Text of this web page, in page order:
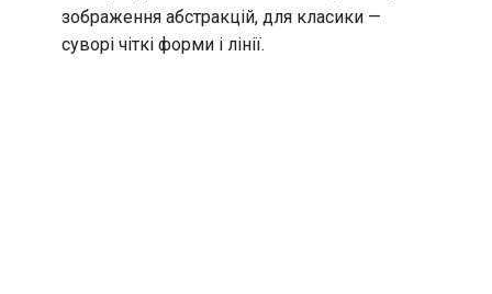
зображення абстракцій, для класики —
суворі чіткі форми і лінії.